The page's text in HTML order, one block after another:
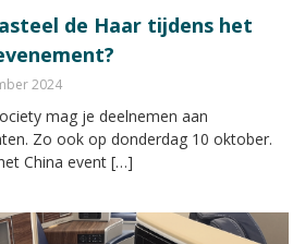
de Haar tijdens het
2024
mag je deelnemen aan
Zo ook op donderdag 10 oktober.
China event […]